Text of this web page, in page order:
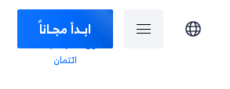
ابـدأ مجـاناً
دون الحاجة لبطاقة
ائتمان